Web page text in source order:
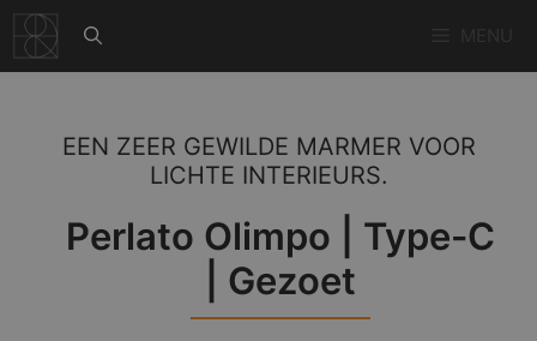
naar
de
EEN ZEER GEWILDE MARMER VOOR
LICHTE INTERIEURS.
Perlato Olimpo | Type-C
| Gezoet